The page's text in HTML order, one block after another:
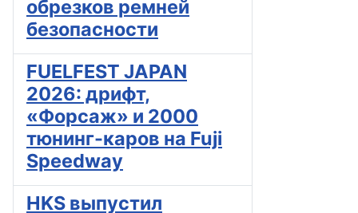
обрезков ремней
безопасности
FUELFEST JAPAN
2026: дрифт,
«Форсаж» и 2000
тюнинг-каров на Fuji
Speedway
HKS выпустил